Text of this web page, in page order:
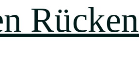
Rücken